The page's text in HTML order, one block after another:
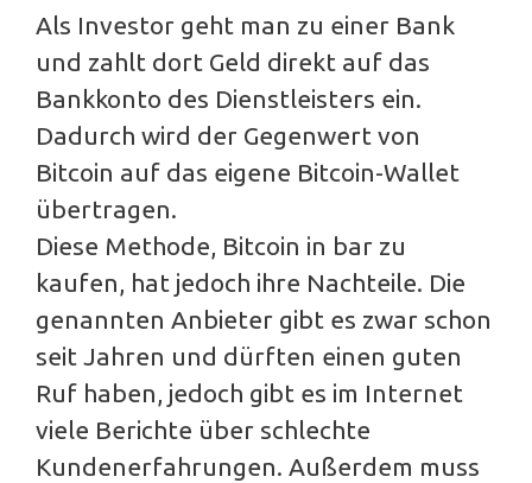
Als Investor geht man zu einer Bank
und zahlt dort Geld direkt auf das
Bankkonto des Dienstleisters ein.
Dadurch wird der Gegenwert von
Bitcoin auf das eigene Bitcoin-Wallet
übertragen.
Diese Methode, Bitcoin in bar zu
kaufen, hat jedoch ihre Nachteile. Die
genannten Anbieter gibt es zwar schon
seit Jahren und dürften einen guten
Ruf haben, jedoch gibt es im Internet
viele Berichte über schlechte
Kundenerfahrungen. Außerdem muss